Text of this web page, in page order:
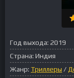
Год выхода: 2019
Страна: Индия
Жанр: Триллеры /